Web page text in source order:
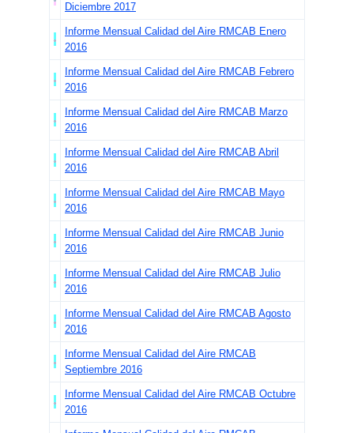
Diciembre 2017
Informe Mensual Calidad del Aire RMCAB Enero
2016
Informe Mensual Calidad del Aire RMCAB Febrero
2016
Informe Mensual Calidad del Aire RMCAB Marzo
2016
Informe Mensual Calidad del Aire RMCAB Abril
2016
Informe Mensual Calidad del Aire RMCAB Mayo
2016
Informe Mensual Calidad del Aire RMCAB Junio
2016
Informe Mensual Calidad del Aire RMCAB Julio
2016
Informe Mensual Calidad del Aire RMCAB Agosto
2016
Informe Mensual Calidad del Aire RMCAB
Septiembre 2016
Informe Mensual Calidad del Aire RMCAB Octubre
2016